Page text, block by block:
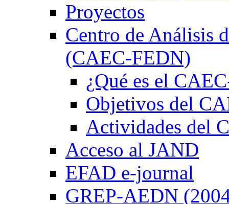
Proyectos
Centro de Análisis
(CAEC-FEDN)
¿Qué es el
Objetivos del
Actividades del
Acceso al JAND
EFAD e-journal
GREP-AEDN